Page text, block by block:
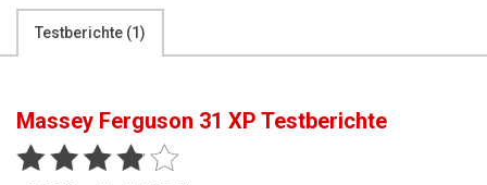
Rundballenpressen
Teleskoplader
Testberichte (1)
Massey Ferguson 31 XP Testberichte